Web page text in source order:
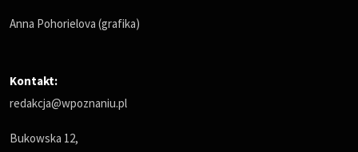
Anna Pohorielova (grafika)
Kontakt:
redakcja@wpoznaniu.pl
Bukowska 12,